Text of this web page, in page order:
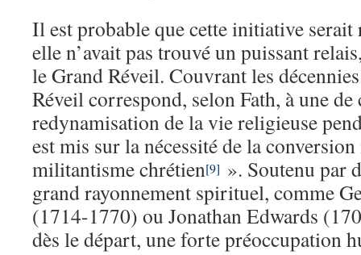
Il est probable que cette initiative serait
elle n’avait pas trouvé un puissant
le Grand Réveil. Couvrant les
Réveil correspond, selon Fath, à une
redynamisation de la vie religieuse
est mis sur la nécessité de la
militantisme chrétien[9] ». Soutenu par
grand rayonnement spirituel, comme
(1714-1770) ou Jonathan Edwards
dès le départ, une forte préoccupation